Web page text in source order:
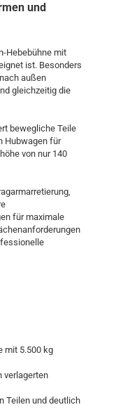
und
Hebebühne mit
ist. Besonders
außen
gleichzeitig die
bewegliche Teile
Hubwagen für
von nur 140
für maximale
mit 5.500 kg
verlagerten
Teilen und deutlich